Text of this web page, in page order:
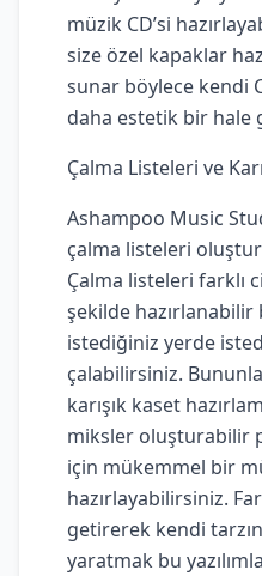
müzik CD’si
size özel kapaklar
sunar böylece kendi
daha estetik bir hale
Çalma Listeleri ve
Ashampoo Music
çalma listeleri
Çalma listeleri farklı
şekilde
istediğiniz yerde
çalabilirsiniz.
karışık kaset
miksler oluşturabilir
için mükemmel bir
hazırlayabilirsiniz.
getirerek kendi
yaratmak bu